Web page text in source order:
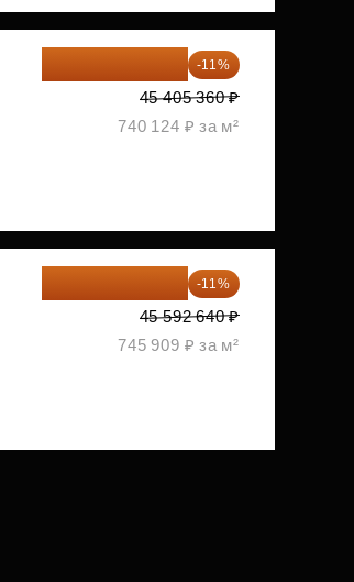
-11%
45 405 360 ₽
740 124 ₽ за м²
-11%
45 592 640 ₽
745 909 ₽ за м²